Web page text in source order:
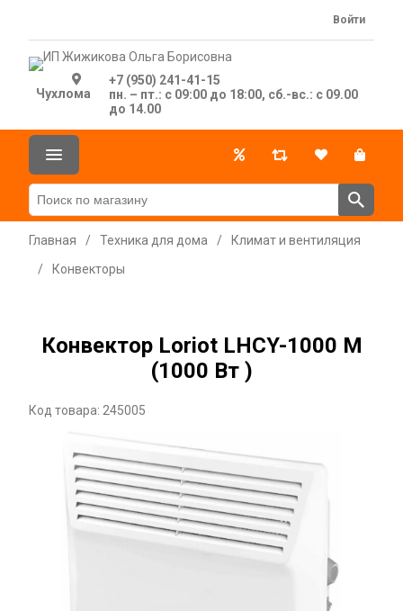
Чухлома
+7 (950) 241-41-15
пн. – пт.: с 09:00 до 18:00, сб.-вс.: с 09.00
до 14.00
Войти
Главная / Техника для дома /
Климат и вентиляция
/
Конвекторы
Конвектор Loriot LHCY-1000 M
(1000 Вт )
Код товара: 245005